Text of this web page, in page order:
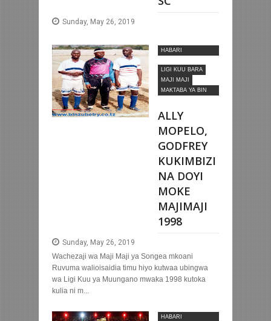
Sunday, May 26, 2019
HABARI
LIGI KUU BARA
MAJI MAJI
MAKTABA YA BIN
ALLY
MOPELO,
GODFREY
KUKIMBIZI
NA DOYI
MOKE
MAJIMAJI
1998
Sunday, May 26, 2019
Wachezaji wa Maji Maji ya Songea mkoani
Ruvuma walioisaidia timu hiyo kutwaa ubingwa
wa Ligi Kuu ya Muungano mwaka 1998 kutoka
kulia ni m...
HABARI